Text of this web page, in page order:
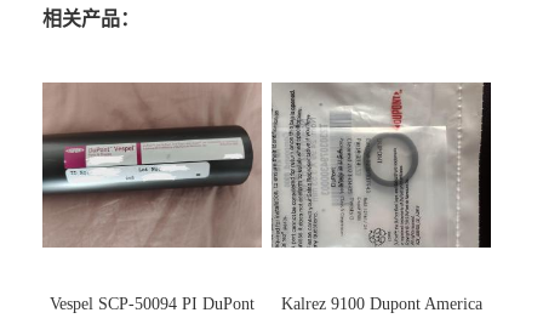
相关产品：
Vespel SCP-50094 PI DuPont
Kalrez 9100 Dupont America